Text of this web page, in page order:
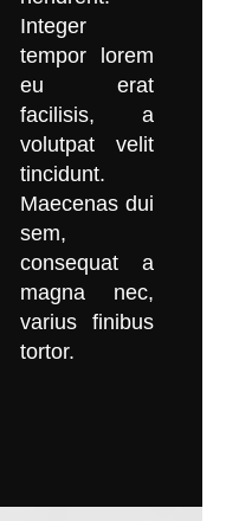
Integer
tempor lorem
eu erat
facilisis, a
volutpat velit
tincidunt.
Maecenas dui
sem,
consequat a
magna nec,
varius finibus
tortor.